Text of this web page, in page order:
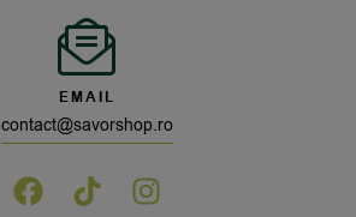
EMAIL
contact@savorshop.ro